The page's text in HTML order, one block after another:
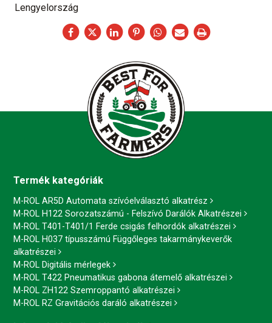
Lengyelország
Termék kategóriák
M-ROL AR5D Automata szívóelválasztó alkatrész
M-ROL H122 Sorozatszámú - Felszívó Darálók Alkatrészei
M-ROL T401-T401/1 Ferde csigás felhordók alkatrészei
M-ROL H037 típusszámú Függőleges takarmánykeverők
alkatrészei
M-ROL Digitális mérlegek
M-ROL T422 Pneumatikus gabona átemelő alkatrészei
M-ROL ZH122 Szemroppantó alkatrészei
M-ROL RZ Gravitációs daráló alkatrészei